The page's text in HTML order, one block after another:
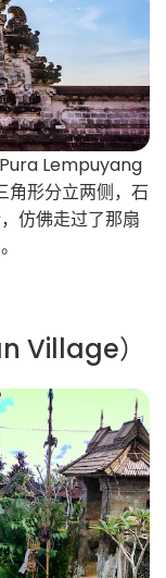
Lempuyang
角形分立两侧，石
仿佛走过了那扇
Village）